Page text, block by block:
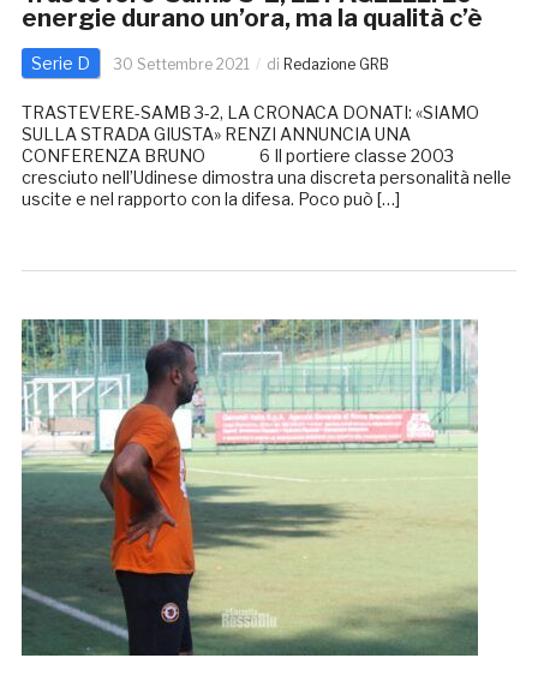
energie durano un’ora, ma la qualità c’è
Serie D 30 Settembre 2021 di Redazione GRB
TRASTEVERE-SAMB 3-2, LA CRONACA DONATI: «SIAMO
SULLA STRADA GIUSTA» RENZI ANNUNCIA UNA
CONFERENZA BRUNO 6 Il portiere classe 2003
cresciuto nell’Udinese dimostra una discreta personalità nelle
uscite e nel rapporto con la difesa. Poco può […]